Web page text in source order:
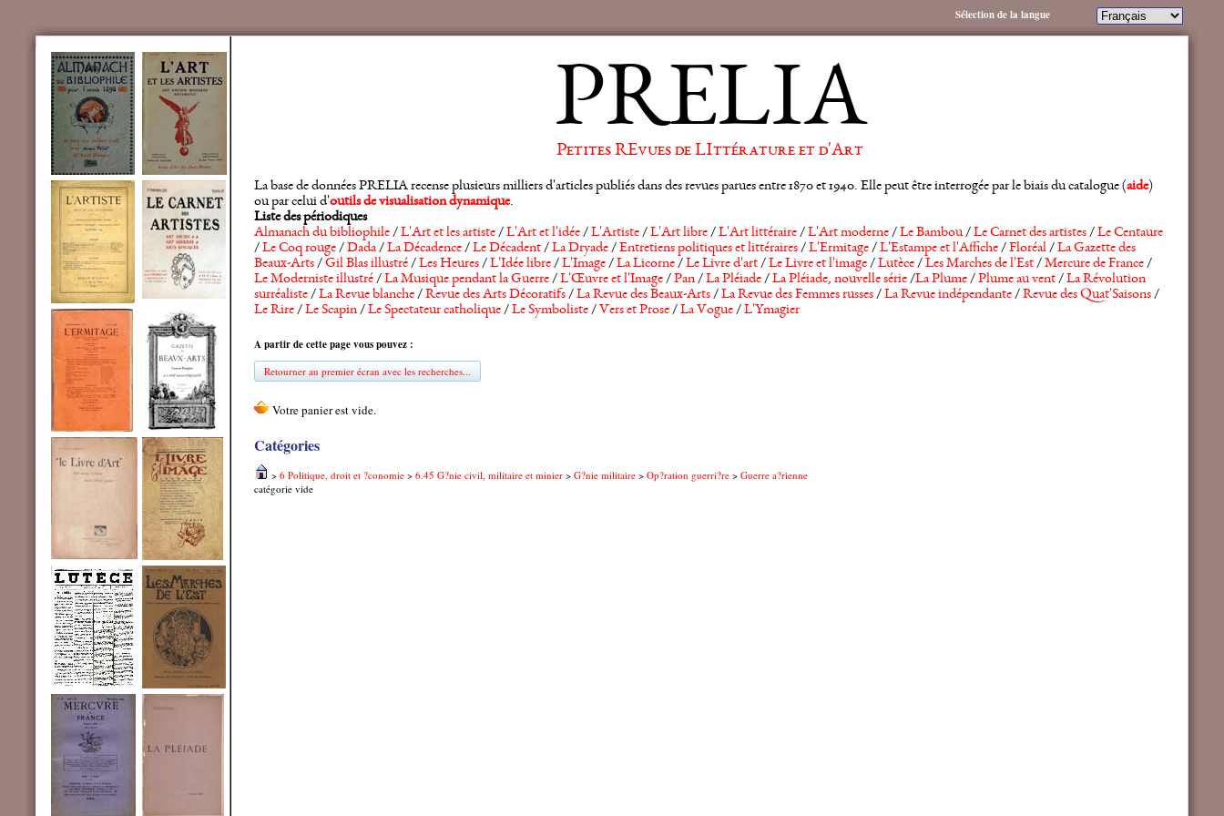
PRELIA
Petites REvues de LIttérature et d'Art
La base de données PRELIA recense plusieurs milliers d'articles publiés dans des revues parues entre 1870 et 1940. Elle peut être interrogée par le biais du catalogue (aide)
ou par celui d'outils de visualisation dynamique.
Liste des périodiques
Almanach du bibliophile/L'Art et les artiste/L'Art et l'idée/L'Artiste/L'Art libre/L'Art littéraire/L'Art moderne/Le Bambou/Le Carnet des artistes/Le Centaure
/Le Coq rouge/Dada/La Décadence/Le Décadent/La Dryade/Entretiens politiques et littéraires/L'Ermitage/L'Estampe et l'Affiche/Floréal/La Gazette des
Beaux-Arts/Gil Blas illustré/Les Heures/L'Idée libre/L'Image/La Licorne/Le Livre d'art/Le Livre et l'image/Lutèce/Les Marches de l'Est/Mercure de France/
Le Moderniste illustré/La Musique pendant la Guerre/L'Œuvre et l'Image/Pan/La Pléiade/La Pléiade, nouvelle série/La Plume/Plume au vent/La Révolution
surréaliste/La Revue blanche/Revue des Arts Décoratifs/La Revue des Beaux-Arts/La Revue des Femmes russes/La Revue indépendante/Revue des Quat'Saisons/
Le Rire/Le Scapin/Le Spectateur catholique/Le Symboliste/ Vers et Prose/La Vogue/L'Ymagier
A partir de cette page vous pouvez :
Retourner au premier écran avec les recherches...
Catégories
> 6 Politique, droit et ?conomie > 6.45 G?nie civil, militaire et minier > G?nie militaire > Op?ration guerri?re > Guerre a?rienne
catégorie vide
Sélection de la langue